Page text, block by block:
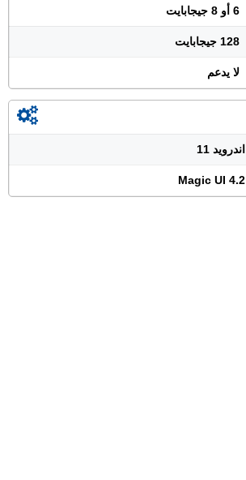
6 أو 8 جيجابايت
128 جيجابايت
لا يدعم
اندرويد 11
Magic UI 4.2